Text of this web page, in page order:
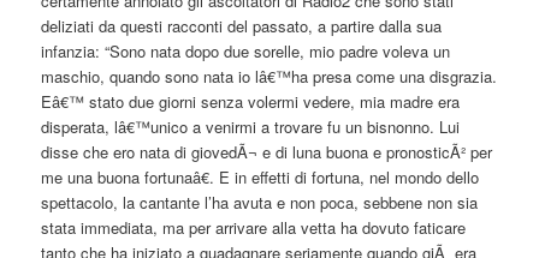
deliziati da questi racconti del passato, a partire dalla sua
infanzia: “Sono nata dopo due sorelle, mio padre voleva un
maschio, quando sono nata io lâ€™ha presa come una disgrazia.
Eâ€™ stato due giorni senza volermi vedere, mia madre era
disperata, lâ€™unico a venirmi a trovare fu un bisnonno. Lui
disse che ero nata di giovedÃ¬ e di luna buona e pronosticÃ² per
me una buona fortunaâ€. E in effetti di fortuna, nel mondo dello
spettacolo, la cantante l’ha avuta e non poca, sebbene non sia
stata immediata, ma per arrivare alla vetta ha dovuto faticare
tanto che ha iniziato a guadagnare seriamente quando giÃ era